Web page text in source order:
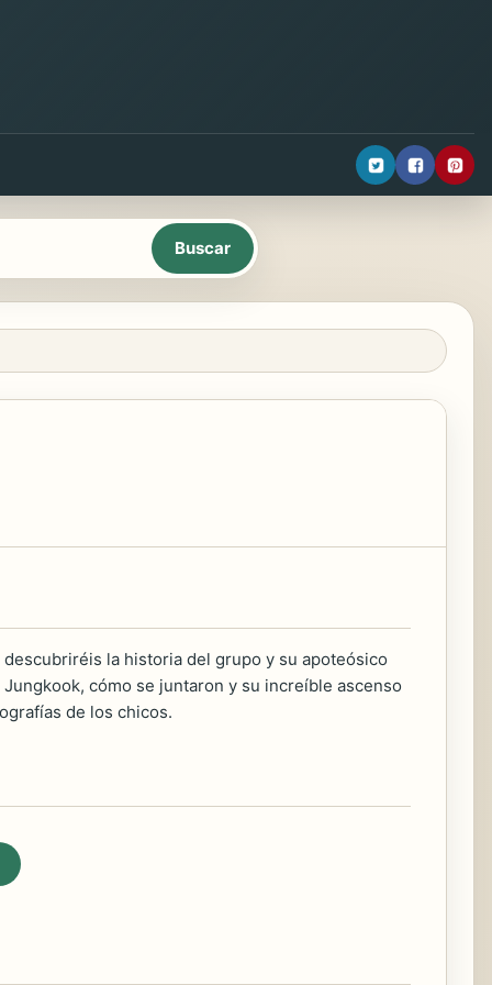
la historia del grupo y su apoteósico
cómo se juntaron y su increíble ascenso
de los chicos.